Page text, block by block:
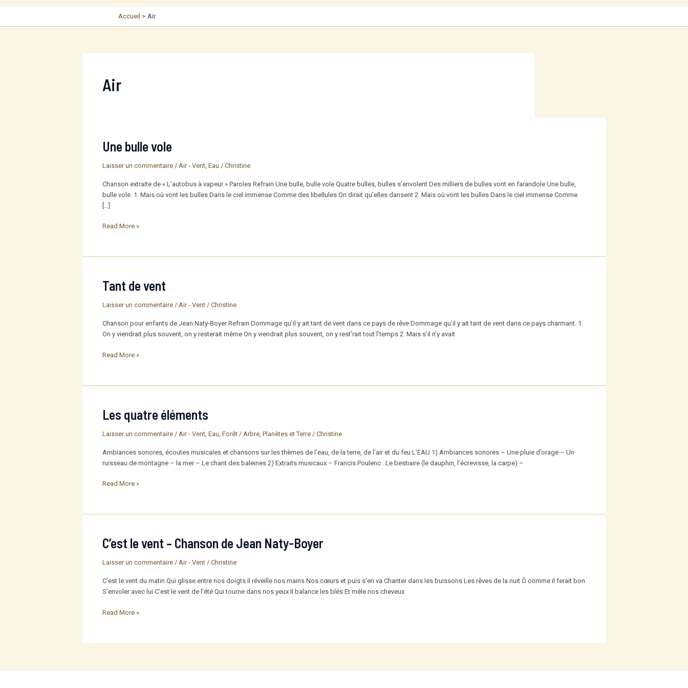
Accueil Air
Air
Une bulle vole
Laisser un commentaire / Air - Vent, Eau / Christine
Chanson extraite de « L’autobus à vapeur » Paroles Refrain Une bulle, bulle vole Quatre bulles, bulles s’envolent Des milliers de bulles vont en farandole Une bulle,
bulle vole. 1. Mais où vont les bulles Dans le ciel immense Comme des libellules On dirait qu’elles dansent 2. Mais où vont les bulles Dans le ciel immense Comme
[…]
Une
Read More »
Tant de vent
Laisser un commentaire / Air - Vent/ Christine
Chanson pour enfants de Jean Naty-Boyer Refrain Dommage qu’il y ait tant de vent dans ce pays de rêve Dommage qu’il y ait tant de vent dans ce pays charmant. 1.
On y viendrait plus souvent, on y resterait même On y viendrait plus souvent, on y rest’rait tout l’temps 2. Mais s’il n’y avait
Tant
Read More »
Les quatre éléments
Laisser un commentaire / Air - Vent, Eau Forêt / Arbre, Planètes et Terre/ Christine
Ambiances sonores, écoutes musicales et chansons sur les thèmes de l’eau, de la terre, de l’air et du feu L’EAU 1) Ambiances sonores – Une pluie d’orage – Un
ruisseau de montagne – la mer – Le chant des baleines 2) Extraits musicaux – Francis Poulenc : Le bestiaire (le dauphin, l’écrevisse, la carpe) –
Les
Read More »
C’est le vent – Chanson de Jean Naty-Boyer
Laisser un commentaire / Air - Vent/ Christine
C’est le vent du matin Qui glisse entre nos doigts Il réveille nos mains Nos cœurs et puis s’en va Chanter dans les buissons Les rêves de la nuit Ô comme il ferait bon
S’envoler avec lui C’est le vent de l’été Qui tourne dans nos yeux Il balance les blés Et mêle nos cheveux
C’est
–
Read More »